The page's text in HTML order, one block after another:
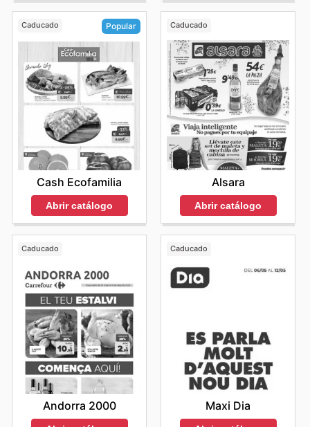
Caducado Popular
Cash Ecofamilia
Abrir catálogo
Caducado
Alsara
Abrir catálogo
Caducado
Andorra 2000
Caducado
Maxi Dia